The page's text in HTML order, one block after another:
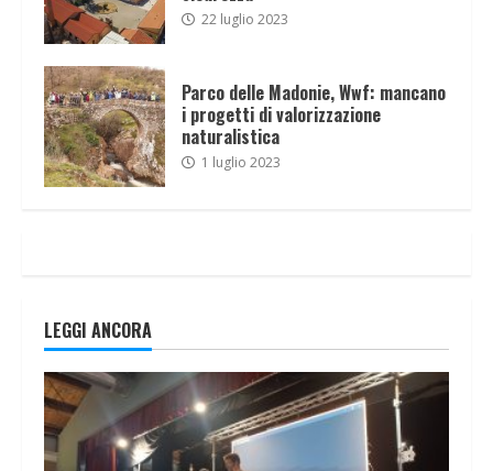
22 luglio 2023
Parco delle Madonie, Wwf: mancano
i progetti di valorizzazione
naturalistica
1 luglio 2023
LEGGI ANCORA